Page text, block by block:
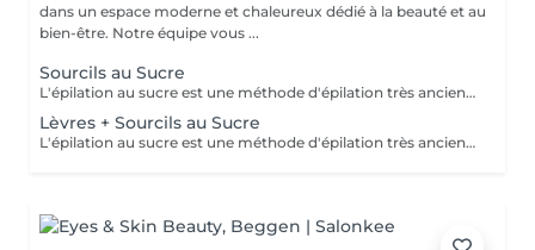
dans un espace moderne et chaleureux dédié à la beauté et au
bien-être. Notre équipe vous ...
Sourcils au Sucre
L'épilation au sucre est une méthode d'épilation très ancienne utilisée depuis 1900 av. JC. Composée d'eau, de jus de citron, de miel et de sucre. 100% naturelle elle à des propriétés exfoliantes. Idéale pour les poils courts, durs ou incarnés. La peau est plus douce et soyeuse.
Lèvres + Sourcils au Sucre
L'épilation au sucre est une méthode d'épilation très ancienne utilisée depuis 1900 av. JC. Composée d'eau, de jus de citron, de miel et de sucre. 100% naturelle elle à des propriétés exfoliantes. Idéale pour les poils courts, durs ou incarnés. La peau est plus douce et soyeuse.